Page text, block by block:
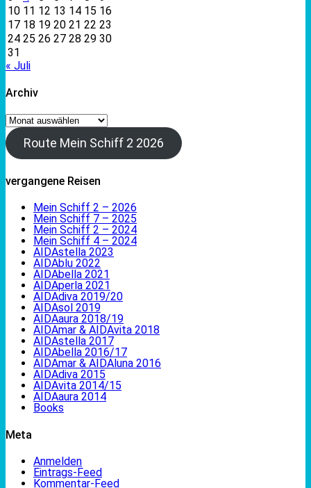
10 11 12 13 14 15 16
17 18 19 20 21 22 23
24 25 26 27 28 29 30
31
« Juli
Archiv
Archiv
Route Mein Schiff 2 2026
vergangene Reisen
Mein Schiff 2 – 2026
Mein Schiff 7 – 2025
Mein Schiff 2 – 2024
Mein Schiff 4 – 2024
AIDAstella 2023
AIDAblu 2022
AIDAbella 2021
AIDAperla 2021
AIDAdiva 2019/20
AIDAsol 2019
AIDAaura 2018/19
AIDAmar & AIDAvita 2018
AIDAstella 2017
AIDAbella 2016/17
AIDAmar & AIDAluna 2016
AIDAdiva 2015
AIDAvita 2014/15
AIDAaura 2014
Books
Meta
Anmelden
Eintrags-Feed
Kommentar-Feed